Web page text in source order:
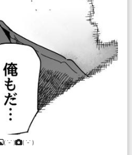
( ˙-˙ ) ( ˙-˙ )